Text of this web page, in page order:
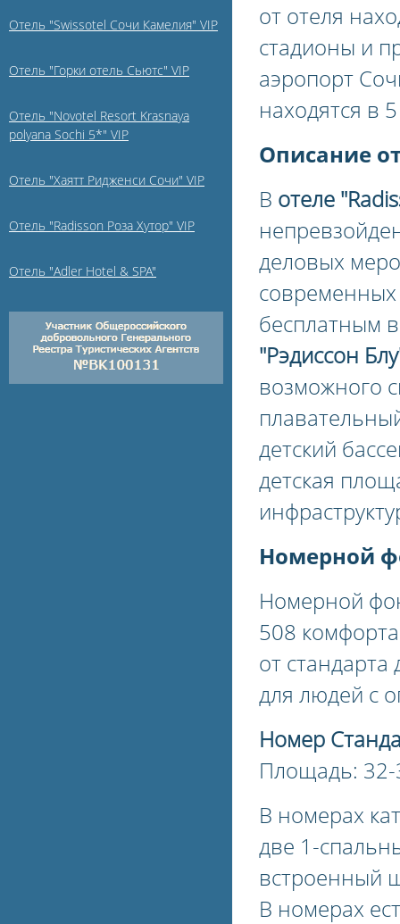
Отель "Swissotel Сочи Камелия" VIP
Отель "Горки отель Сьютс" VIP
Отель "Novotel Resort Krasnaya
polyana Sochi 5*" VIP
Отель "Хаятт Ридженси Сочи" VIP
Отель "Radisson Роза Хутор" VIP
Отель "Adler Hotel & SPA"
от отеля
стадионы и
аэропорт
находятся в
Описание
В отеле
деловых
бесплатным
"Рэдиссон
возможного
детский
детская
Номерной
Номерной
508
от
для людей с
Номер
Площадь: 32-
В номерах
две 1-
встроенный
В номерах